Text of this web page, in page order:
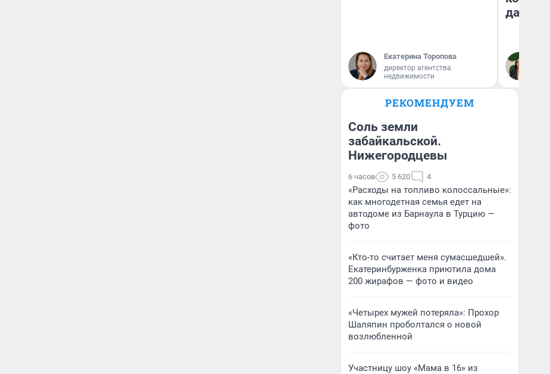
Екатерина Торопова
директор агентства
недвижимости
даже
РЕКОМЕНДУЕМ
Соль земли
забайкальской.
Нижегородцевы
6 часов 5 620 4
«Расходы на топливо колоссальные»:
как многодетная семья едет на
автодоме из Барнаула в Турцию —
фото
«Кто-то считает меня сумасшедшей».
Екатеринбурженка приютила дома
200 жирафов — фото и видео
«Четырех мужей потеряла»: Прохор
Шаляпин проболтался о новой
возлюбленной
Участницу шоу «Мама в 16» из